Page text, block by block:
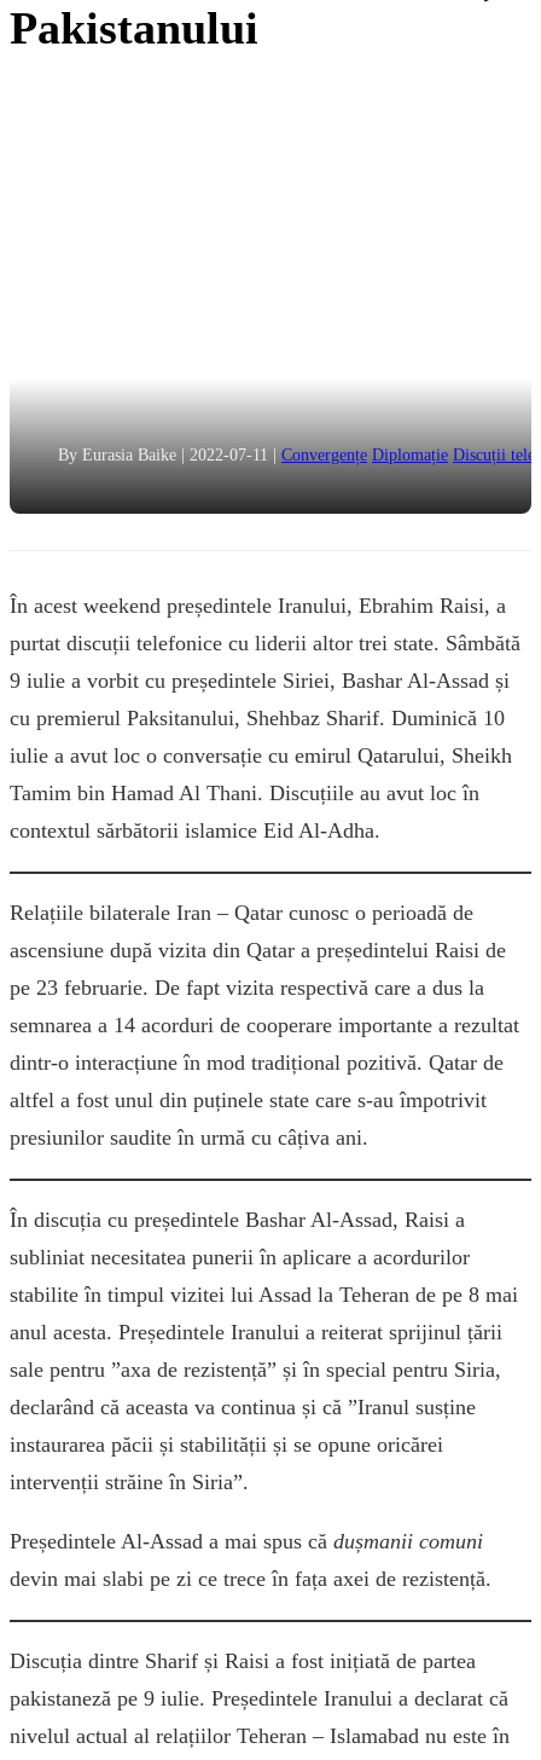
Pakistanului
By Eurasia Baike | 2022-07-11 | Convergențe Diplomație Discuții
În acest weekend președintele Iranului, Ebrahim Raisi, a
purtat discuții telefonice cu liderii altor trei state. Sâmbătă
9 iulie a vorbit cu președintele Siriei, Bashar Al-Assad și
cu premierul Paksitanului, Shehbaz Sharif. Duminică 10
iulie a avut loc o conversație cu emirul Qatarului, Sheikh
Tamim bin Hamad Al Thani. Discuțiile au avut loc în
contextul sărbătorii islamice Eid Al-Adha.
Relațiile bilaterale Iran – Qatar cunosc o perioadă de
ascensiune după vizita din Qatar a președintelui Raisi de
pe 23 februarie. De fapt vizita respectivă care a dus la
semnarea a 14 acorduri de cooperare importante a rezultat
dintr-o interacțiune în mod tradițional pozitivă. Qatar de
altfel a fost unul din puținele state care s-au împotrivit
presiunilor saudite în urmă cu câțiva ani.
În discuția cu președintele Bashar Al-Assad, Raisi a
subliniat necesitatea punerii în aplicare a acordurilor
stabilite în timpul vizitei lui Assad la Teheran de pe 8 mai
anul acesta. Președintele Iranului a reiterat sprijinul țării
sale pentru ”axa de rezistență” și în special pentru Siria,
declarând că aceasta va continua și că ”Iranul susține
instaurarea păcii și stabilității și se opune oricărei
intervenții străine în Siria”.
Președintele Al-Assad a mai spus că dușmanii comuni
devin mai slabi pe zi ce trece în fața axei de rezistență.
Discuția dintre Sharif și Raisi a fost inițiată de partea
pakistaneză pe 9 iulie. Președintele Iranului a declarat că
nivelul actual al relațiilor Teheran – Islamabad nu este în